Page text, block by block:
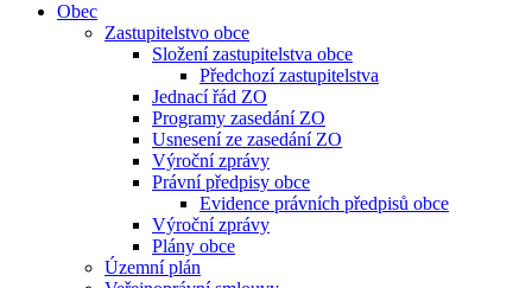
Obec
Zastupitelstvo obce
Složení zastupitelstva obce
Předchozí zastupitelstva
Jednací řád ZO
Programy zasedání ZO
Usnesení ze zasedání ZO
Výroční zprávy
Právní předpisy obce
Evidence právních předpisů obce
Výroční zprávy
Plány obce
Územní plán